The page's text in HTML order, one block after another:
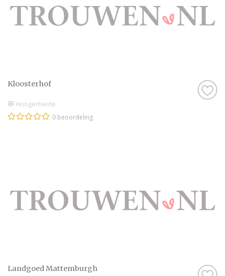
Kloosterhof
Hoogerheide
0 beoordeling
Landgoed Mattemburgh